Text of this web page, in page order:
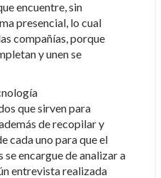
encuentre, sin
presencial, lo cual
compañías, porque
y unen se
que sirven para
de recopilar y
cada uno para que el
se encargue de analizar a
entrevista realizada